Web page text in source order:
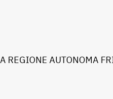
REGIONE AUTONOMA